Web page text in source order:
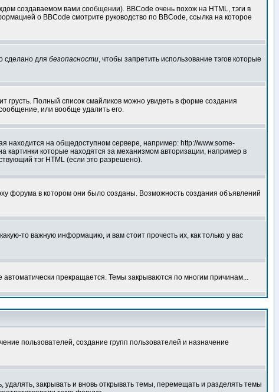
создаваемом вами сообщении). BBCode очень похож на HTML, тэги в
о BBCode смотрите руководство по BBCode, ссылка на которое
сделано для безопасности, чтобы запретить использование тэгов которые
грусть. Полный список смайликов можно увидеть в форме создания
или вообще удалить его.
находится на общедоступном сервере, например: http://www.some-
картинки которые находятся за механизмом авторизации, например в
тэг HTML (если это разрешено).
форума в котором они было созданы. Возможность создания объявлений
то важную информацию, и вам стоит прочесть их, как только у вас
прекращается. Темы закрываются по многим причинам...
пользователей, создание групп пользователей и назначение
закрывать и вновь открывать темы, перемещать и разделять темы